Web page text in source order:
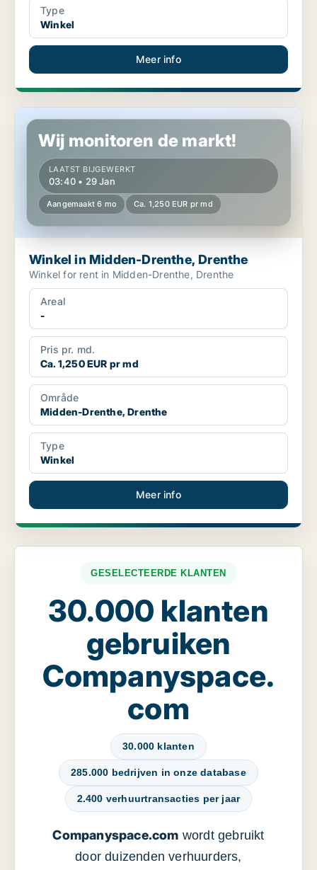
Type
Winkel
Meer info
Winkel in Midden-Drenthe, Drenthe
Wij monitoren de markt!
LAATST BIJGEWERKT
03:40 • 29 Jan
Aangemaakt 6 mo Ca. 1,250 EUR pr md
Winkel in Midden-Drenthe, Drenthe
Winkel for rent in Midden-Drenthe, Drenthe
Areal
-
Pris pr. md.
Ca. 1,250 EUR pr md
Område
Midden-Drenthe, Drenthe
Type
Winkel
Meer info
GESELECTEERDE KLANTEN
30.000 klanten
gebruiken
Companyspace.
com
30.000 klanten
285.000 bedrijven in onze database
2.400 verhuurtransacties per jaar
Companyspace.com wordt gebruikt
door duizenden verhuurders,